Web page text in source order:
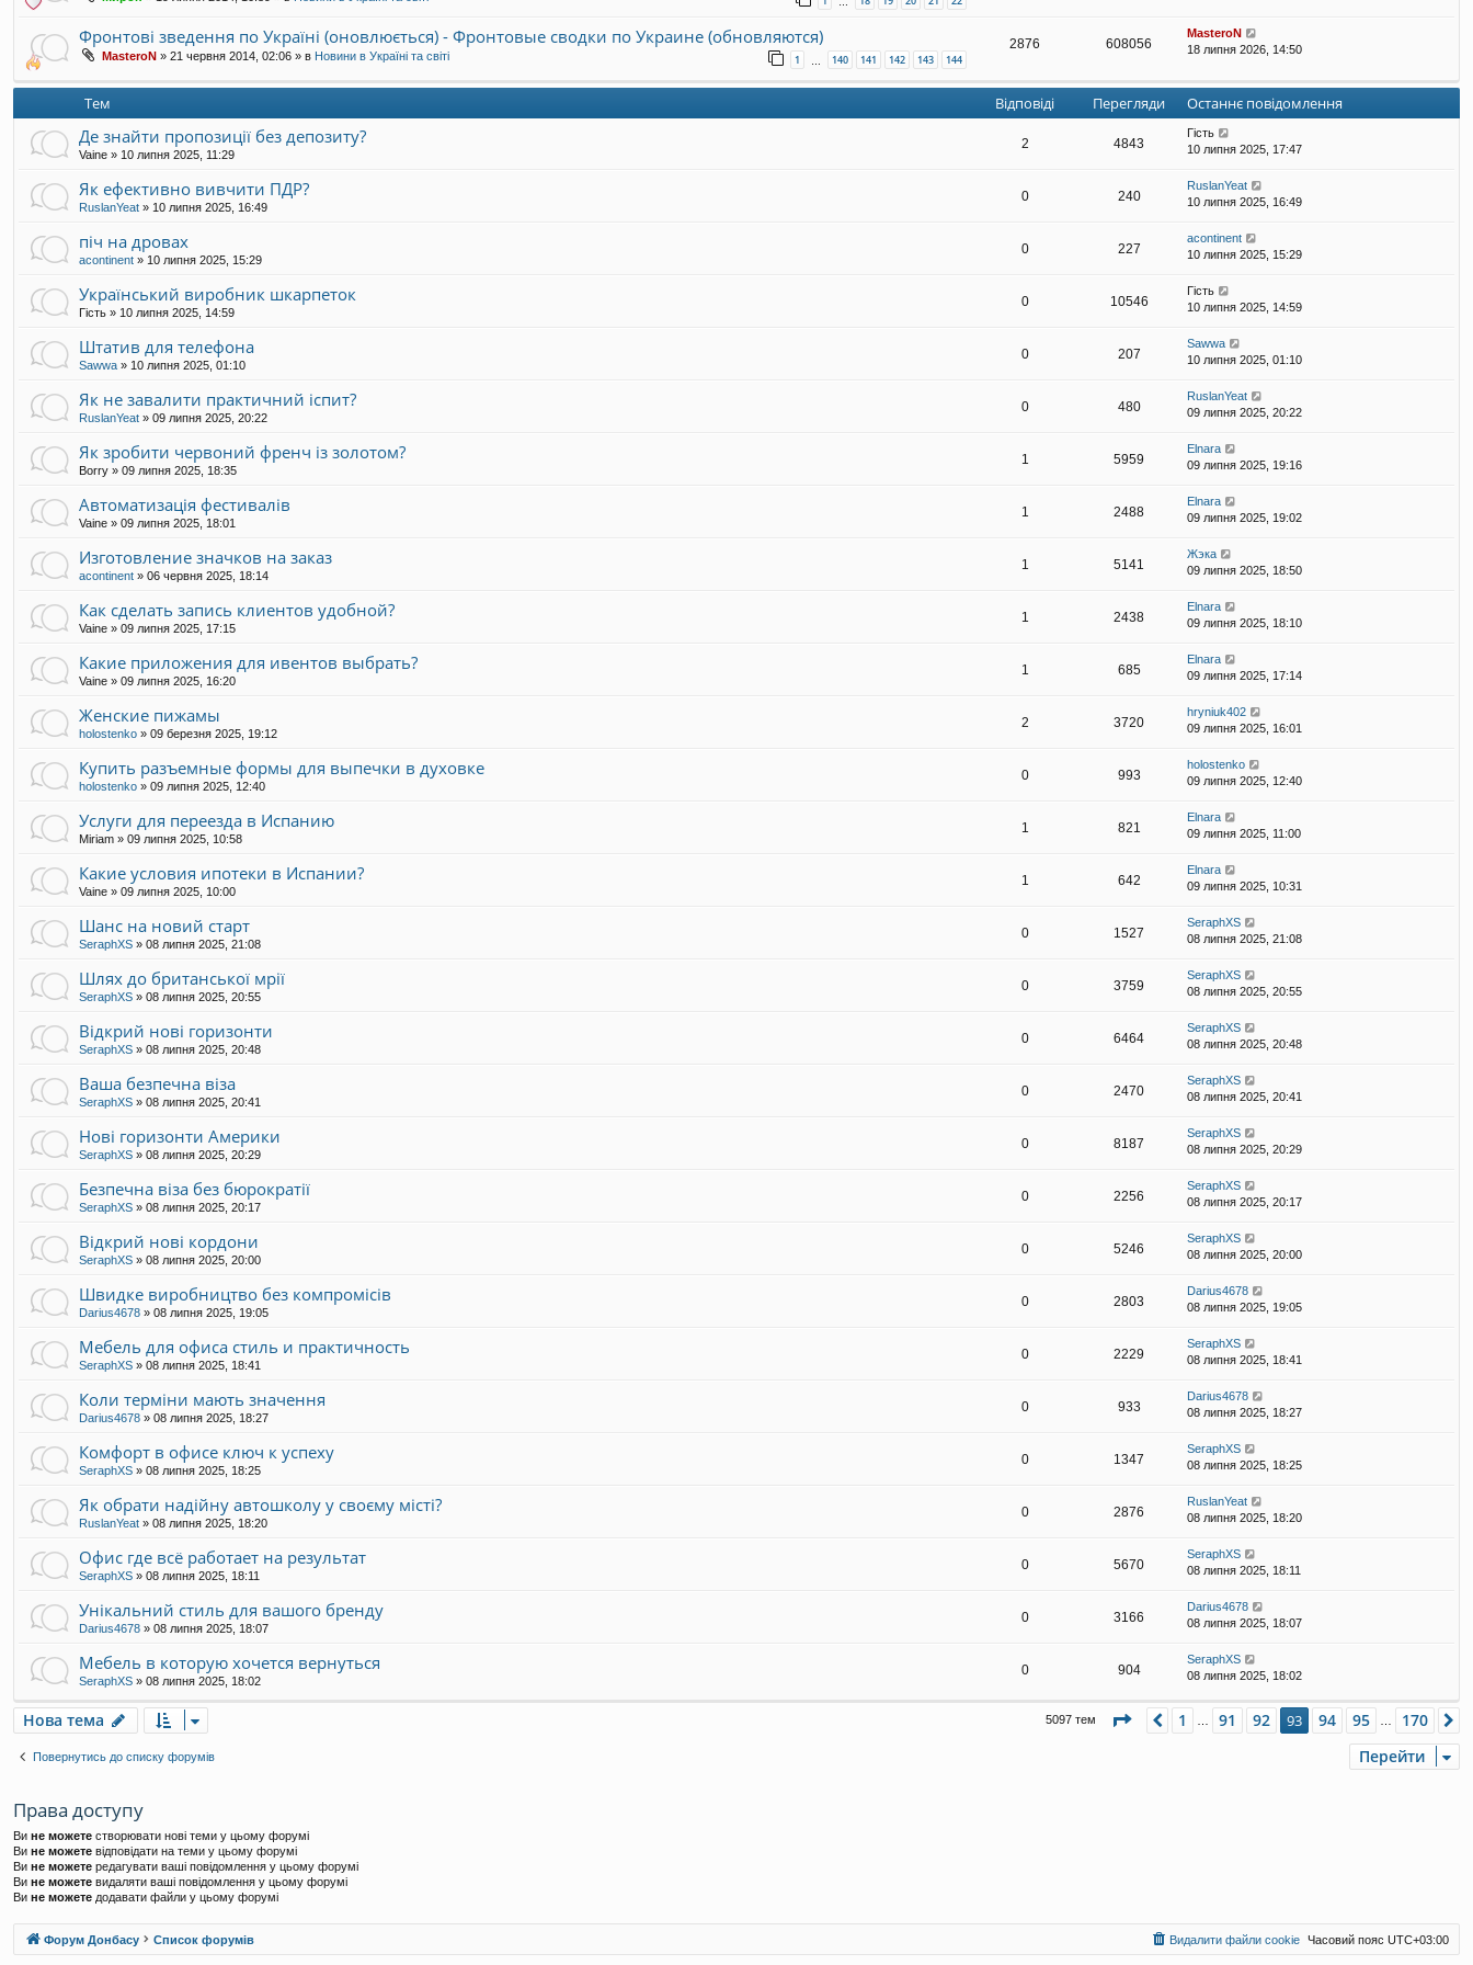
…
Фронтові зведення по Україні (оновлюється) - Фронтовые сводки по Украине (обновляются)
MasteroN » 21 червня 2014, 02:06 » в Новини в Україні та світі 1 … 140 141 142 143 144
2876 608056
MasteroN
18 липня 2026, 14:50
Тем Відповіді Перегляди Останнє повідомлення
Де знайти пропозиції без депозиту?
Vaine » 10 липня 2025, 11:29
2 4843
Гість
10 липня 2025, 17:47
Як ефективно вивчити ПДР?
RuslanYeat » 10 липня 2025, 16:49
0 240
RuslanYeat
10 липня 2025, 16:49
піч на дровах
acontinent » 10 липня 2025, 15:29
0 227
acontinent
10 липня 2025, 15:29
Український виробник шкарпеток
Гість » 10 липня 2025, 14:59
0 10546
Гість
10 липня 2025, 14:59
Штатив для телефона
Sawwa » 10 липня 2025, 01:10
0 207
Sawwa
10 липня 2025, 01:10
Як не завалити практичний іспит?
RuslanYeat » 09 липня 2025, 20:22
0 480
RuslanYeat
09 липня 2025, 20:22
Як зробити червоний френч із золотом?
Borry » 09 липня 2025, 18:35
1 5959
Elnara
09 липня 2025, 19:16
Автоматизація фестивалів
Vaine » 09 липня 2025, 18:01
1 2488
Elnara
09 липня 2025, 19:02
Изготовление значков на заказ
acontinent » 06 червня 2025, 18:14
1 5141
Жэка
09 липня 2025, 18:50
Как сделать запись клиентов удобной?
Vaine » 09 липня 2025, 17:15
1 2438
Elnara
09 липня 2025, 18:10
Какие приложения для ивентов выбрать?
Vaine » 09 липня 2025, 16:20
1 685
Elnara
09 липня 2025, 17:14
Женские пижамы
holostenko » 09 березня 2025, 19:12
2 3720
hryniuk402
09 липня 2025, 16:01
Купить разъемные формы для выпечки в духовке
holostenko » 09 липня 2025, 12:40
0 993
holostenko
09 липня 2025, 12:40
Услуги для переезда в Испанию
Miriam » 09 липня 2025, 10:58
1 821
Elnara
09 липня 2025, 11:00
Какие условия ипотеки в Испании?
Vaine » 09 липня 2025, 10:00
1 642
Elnara
09 липня 2025, 10:31
Шанс на новий старт
SeraphXS » 08 липня 2025, 21:08
0 1527
SeraphXS
08 липня 2025, 21:08
Шлях до британської мрії
SeraphXS » 08 липня 2025, 20:55
0 3759
SeraphXS
08 липня 2025, 20:55
Відкрий нові горизонти
SeraphXS » 08 липня 2025, 20:48
0 6464
SeraphXS
08 липня 2025, 20:48
Ваша безпечна віза
SeraphXS » 08 липня 2025, 20:41
0 2470
SeraphXS
08 липня 2025, 20:41
Нові горизонти Америки
SeraphXS » 08 липня 2025, 20:29
0 8187
SeraphXS
08 липня 2025, 20:29
Безпечна віза без бюрократії
SeraphXS » 08 липня 2025, 20:17
0 2256
SeraphXS
08 липня 2025, 20:17
Відкрий нові кордони
SeraphXS » 08 липня 2025, 20:00
0 5246
SeraphXS
08 липня 2025, 20:00
Швидке виробництво без компромісів
Darius4678 » 08 липня 2025, 19:05
0 2803
Darius4678
08 липня 2025, 19:05
Мебель для офиса стиль и практичность
SeraphXS » 08 липня 2025, 18:41
0 2229
SeraphXS
08 липня 2025, 18:41
Коли терміни мають значення
Darius4678 » 08 липня 2025, 18:27
0 933
Darius4678
08 липня 2025, 18:27
Комфорт в офисе ключ к успеху
SeraphXS » 08 липня 2025, 18:25
0 1347
SeraphXS
08 липня 2025, 18:25
Як обрати надійну автошколу у своєму місті?
RuslanYeat » 08 липня 2025, 18:20
0 2876
RuslanYeat
08 липня 2025, 18:20
Офис где всё работает на результат
SeraphXS » 08 липня 2025, 18:11
0 5670
SeraphXS
08 липня 2025, 18:11
Унікальний стиль для вашого бренду
Darius4678 » 08 липня 2025, 18:07
0 3166
Darius4678
08 липня 2025, 18:07
Мебель в которую хочется вернуться
SeraphXS » 08 липня 2025, 18:02
0 904
SeraphXS
08 липня 2025, 18:02
Нова тема 5097 тем Сторінка93з 170
Поперед.
1 91 92 93 94 95 170
Повернутись до списку форумів Перейти
Права доступу
Ви не можете створювати нові теми у цьому форумі
Ви не можете відповідати на теми у цьому форумі
Ви не можете редагувати ваші повідомлення у цьому форумі
Ви не можете видаляти ваші повідомлення у цьому форумі
Ви не можете додавати файли у цьому форумі
Форум Донбасу Список форумів Часовий пояс UTC+03:00
Видалити файли cookie